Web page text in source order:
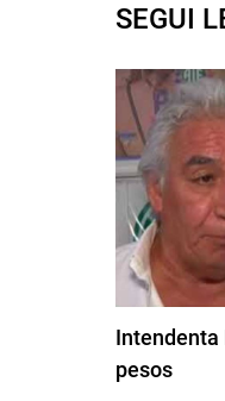
SEGUI
Intendenta
pesos